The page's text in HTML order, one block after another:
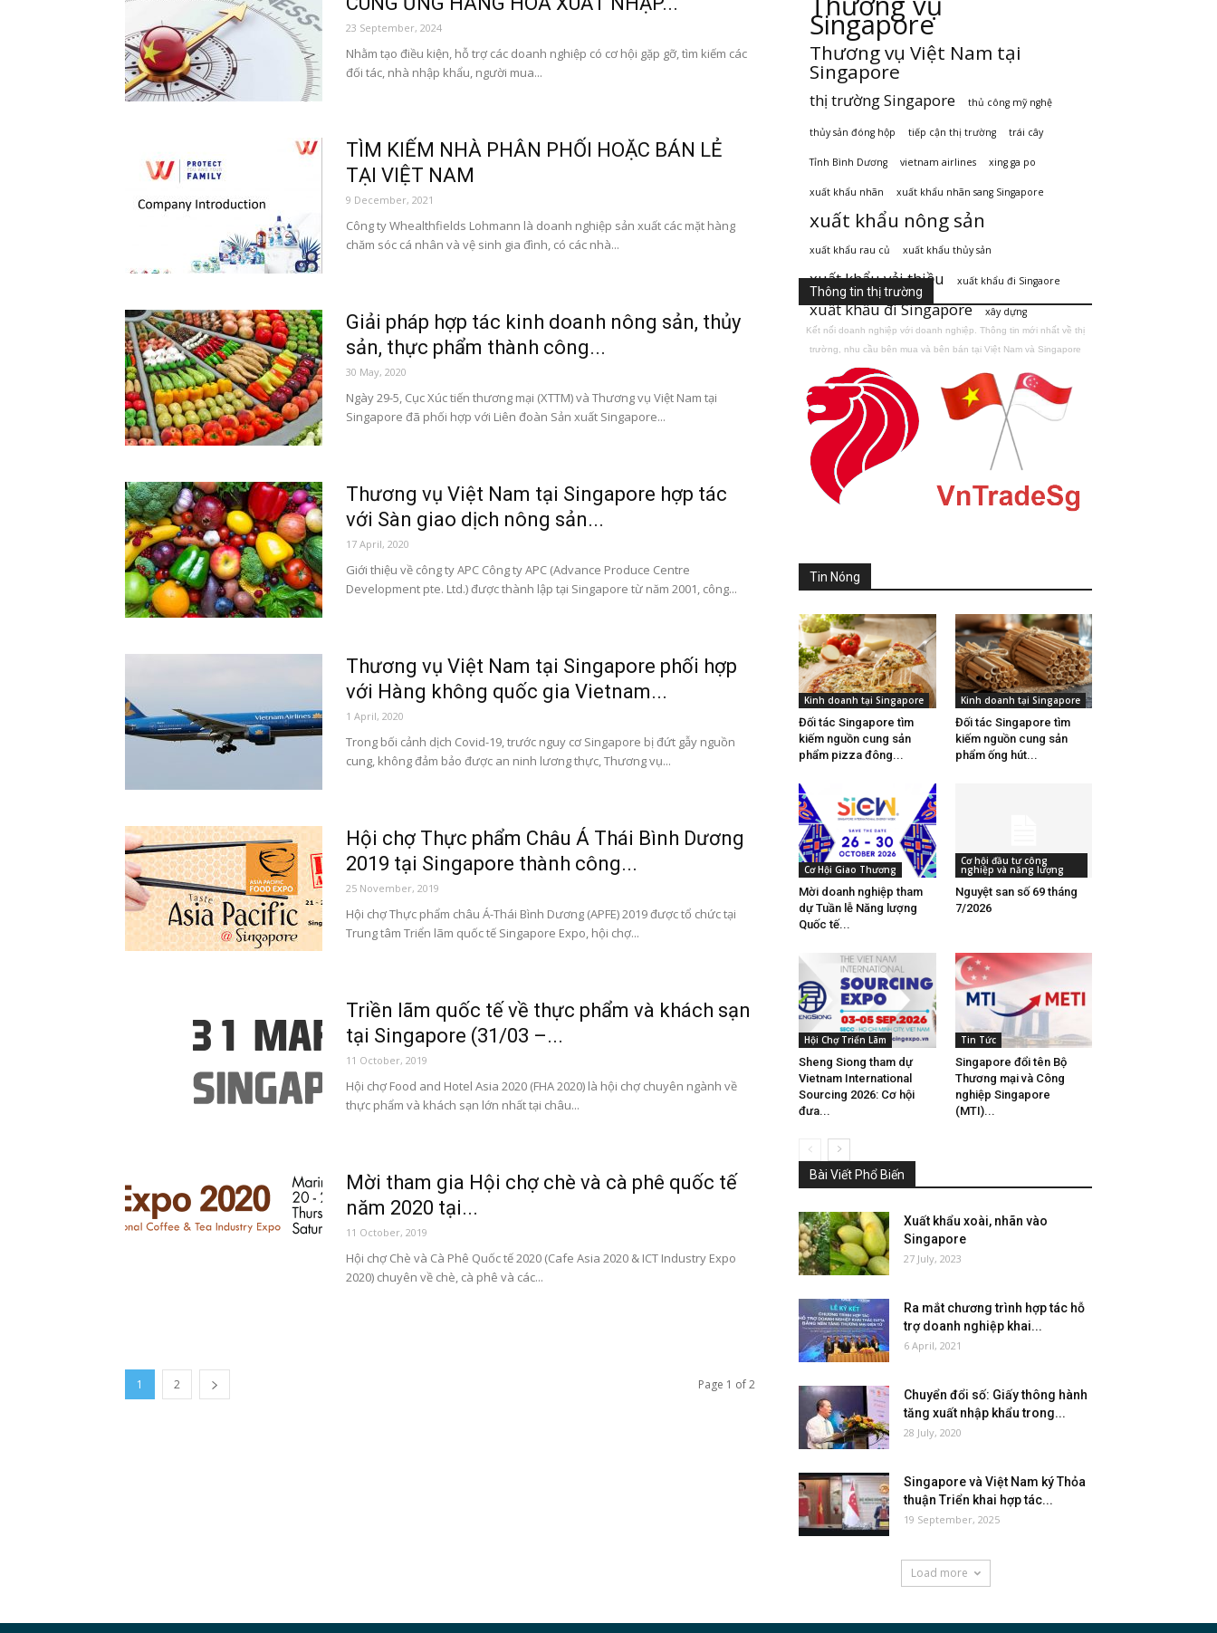
23 September, 2024
Nhằm tạo điều kiện, hỗ trợ các doanh nghiệp có cơ hội gặp gỡ, tìm kiếm các
đối tác, nhà nhập khẩu, người mua...
TÌM KIẾM NHÀ PHÂN PHỐI HOẶC BÁN LẺ
TẠI VIỆT NAM
9 December, 2021
Công ty Whealthfields Lohmann là doanh nghiệp sản xuất các mặt hàng
chăm sóc cá nhân và vệ sinh gia đình, có các nhà...
Giải pháp hợp tác kinh doanh nông sản, thủy
sản, thực phẩm thành công...
30 May, 2020
Ngày 29-5, Cục Xúc tiến thương mại (XTTM) và Thương vụ Việt Nam tại
Singapore đã phối hợp với Liên đoàn Sản xuất Singapore...
Thương vụ Việt Nam tại Singapore hợp tác
với Sàn giao dịch nông sản...
17 April, 2020
Giới thiệu về công ty APC Công ty APC (Advance Produce Centre
Development pte. Ltd.) được thành lập tại Singapore từ năm 2001, công...
Thương vụ Việt Nam tại Singapore phối hợp
với Hàng không quốc gia Vietnam...
1 April, 2020
Trong bối cảnh dịch Covid-19, trước nguy cơ Singapore bị đứt gẫy nguồn
cung, không đảm bảo được an ninh lương thực, Thương vụ...
Hội chợ Thực phẩm Châu Á Thái Bình Dương
2019 tại Singapore thành công...
25 November, 2019
Hội chợ Thực phẩm châu Á-Thái Bình Dương (APFE) 2019 được tổ chức tại
Trung tâm Triển lãm quốc tế Singapore Expo, hội chợ...
Triền lãm quốc tế về thực phẩm và khách sạn
tại Singapore (31/03 –...
11 October, 2019
Hội chợ Food and Hotel Asia 2020 (FHA 2020) là hội chợ chuyên ngành về
thực phẩm và khách sạn lớn nhất tại châu...
Mời tham gia Hội chợ chè và cà phê quốc tế
năm 2020 tại...
11 October, 2019
Hội chợ Chè và Cà Phê Quốc tế 2020 (Cafe Asia 2020 & ICT Industry Expo
2020) chuyên về chè, cà phê và các...
1 2 Page 1 of 2
Singapore
Thương vụ Việt Nam tại
Singapore
thị trường Singapore thủ công mỹ nghệ
thủy sản đóng hộp tiếp cận thị trường trái cây
Tỉnh Bình Dương vietnam airlines xing ga po
xuất khẩu nhãn xuất khẩu nhãn sang Singapore
xuất khẩu nông sản
xuất khẩu rau củ xuất khẩu thủy sản
xuất khẩu vải thiều xuất khẩu đi Singaore
xuất khẩu đi Singapore xây dựng
Thông tin thị trường
Kết nối doanh nghiệp với doanh nghiệp. Thông tin mới nhất về thị
trường, nhu cầu bên mua và bên bán tại Việt Nam và Singapore
Tin Nóng
Kinh doanh tại Singapore
Đối tác Singapore tìm
kiếm nguồn cung sản
phẩm pizza đông...
Kinh doanh tại Singapore
Đối tác Singapore tìm
kiếm nguồn cung sản
phẩm ống hút...
Cơ Hội Giao Thương
Mời doanh nghiệp tham
dự Tuần lễ Năng lượng
Quốc tế...
Cơ hội đầu tư công
nghiệp và năng lượng
Nguyệt san số 69 tháng
7/2026
Hội Chợ Triển Lãm
Sheng Siong tham dự
Vietnam International
Sourcing 2026: Cơ hội
đưa...
Tin Tức
Singapore đổi tên Bộ
Thương mại và Công
nghiệp Singapore
(MTI)...
Bài Viết Phổ Biến
Xuất khẩu xoài, nhãn vào
Singapore
27 July, 2023
Ra mắt chương trình hợp tác hỗ
trợ doanh nghiệp khai...
6 April, 2021
Chuyển đổi số: Giấy thông hành
tăng xuất nhập khẩu trong...
28 July, 2020
Singapore và Việt Nam ký Thỏa
thuận Triển khai hợp tác...
19 September, 2025
Load more